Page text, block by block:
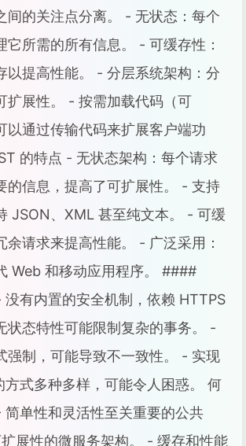
间的关注点分离。 - 无状态：每个
它所需的所有信息。 - 可缓存性：
以提高性能。 - 分层系统架构：分
扩展性。 - 按需加载代码（可
以通过传输代码来扩展客户端功
的特点 - 无状态架构：每个请求
的信息，提高了可扩展性。 - 支持
JSON、XML 甚至纯文本。 - 可缓
余请求来提高性能。 - 广泛采用：
Web 和移动应用程序。 ####
没有内置的安全机制，依赖 HTTPS
状态特性可能限制复杂的事务。 -
强制，可能导致不一致性。 - 实现
方式多种多样，可能令人困惑。 何
简单性和灵活性至关重要的公共
展性的微服务架构。 - 缓存和性能